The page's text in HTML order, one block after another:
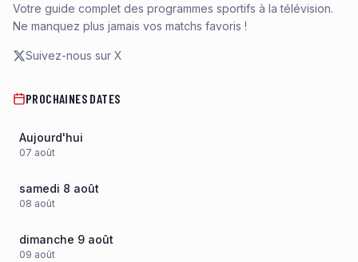
Votre guide complet des programmes sportifs à la télévision.
Ne manquez plus jamais vos matchs favoris !
Suivez-nous sur X
PROCHAINES DATES
Aujourd'hui
07 août
samedi 8 août
08 août
dimanche 9 août
09 août